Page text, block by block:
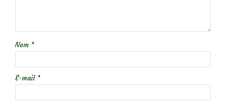
Nom *
E-mail *